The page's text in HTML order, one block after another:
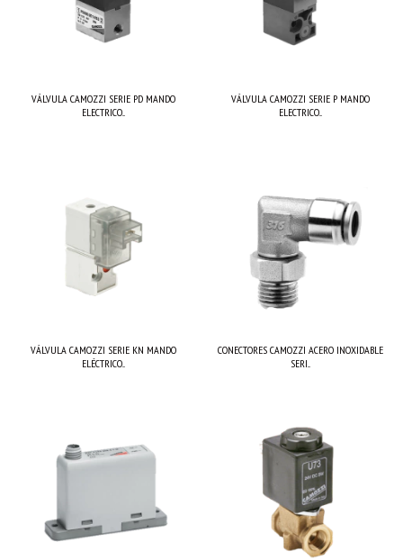
VÁLVULA CAMOZZI SERIE PD MANDO
ELECTRICO...
VÁLVULA CAMOZZI SERIE P MANDO
ELECTRICO...
VÁLVULA CAMOZZI SERIE KN MANDO
ELÉCTRICO...
CONECTORES CAMOZZI ACERO INOXIDABLE
SERI...